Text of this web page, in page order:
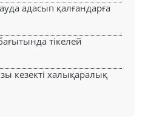
адасып қалғандарға
тікелей
кезекті халықаралық